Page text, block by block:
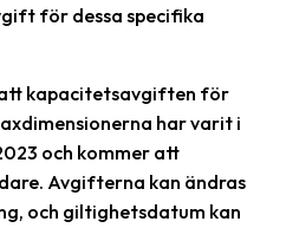
för dessa specifika
kapacitetsavgiften för
har varit i
och kommer att
Avgifterna kan ändras
och giltighetsdatum kan